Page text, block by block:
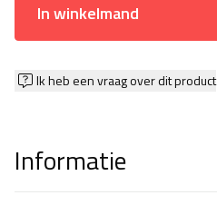
In winkelmand
Ik heb een vraag over dit product
Informatie